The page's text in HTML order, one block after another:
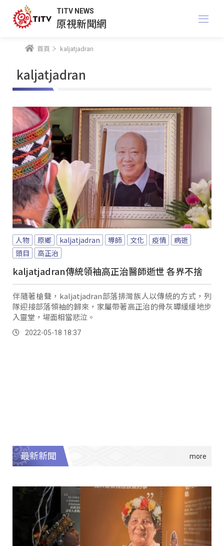
TITV NEWS
原視新聞網
首頁 kaljatjadran
kaljatjadran
人物 原鄉 kaljatjadran 導師 文化 疫情
病逝
頭目
高正治
kaljatjadran傳統領袖高正治醫師逝世 各界不捨
伴隨著槍聲，kaljatjadran部落排灣族人以傳統的方式，列
隊迎接部落領袖的歸來，家屬帶著高正治的骨灰罈緩緩地步
入靈堂，場面相當悲泣。
2022-05-18 18:37
最新新聞